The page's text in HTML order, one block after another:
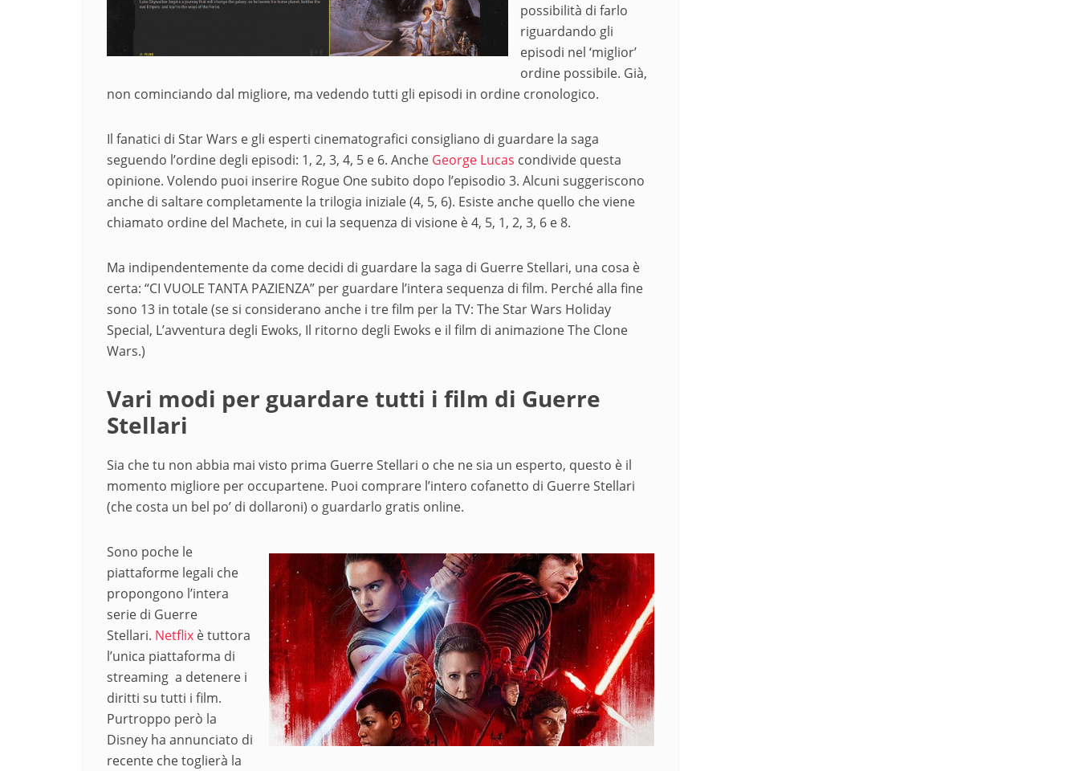
possibilità di farlo
riguardando gli
episodi nel ‘miglior’
ordine possibile. Già,
non cominciando dal migliore, ma vedendo tutti gli episodi in ordine cronologico.
Il fanatici di Star Wars e gli esperti cinematografici consigliano di guardare la saga
seguendo l’ordine degli episodi: 1, 2, 3, 4, 5 e 6. Anche George Lucas condivide questa
opinione. Volendo puoi inserire Rogue One subito dopo l’episodio 3. Alcuni suggeriscono
anche di saltare completamente la trilogia iniziale (4, 5, 6). Esiste anche quello che viene
chiamato ordine del Machete, in cui la sequenza di visione è 4, 5, 1, 2, 3, 6 e 8.
Ma indipendentemente da come decidi di guardare la saga di Guerre Stellari, una cosa è
certa: “CI VUOLE TANTA PAZIENZA” per guardare l’intera sequenza di film. Perché alla fine
sono 13 in totale (se si considerano anche i tre film per la TV: The Star Wars Holiday
Special, L’avventura degli Ewoks, Il ritorno degli Ewoks e il film di animazione The Clone
Wars.)
Vari modi per guardare tutti i film di Guerre
Stellari
Sia che tu non abbia mai visto prima Guerre Stellari o che ne sia un esperto, questo è il
momento migliore per occupartene. Puoi comprare l’intero cofanetto di Guerre Stellari
(che costa un bel po’ di dollaroni) o guardarlo gratis online.
Sono poche le
piattaforme legali che
propongono l’intera
serie di Guerre
Stellari. Netflix è tuttora
l’unica piattaforma di
streaming a detenere i
diritti su tutti i film.
Purtroppo però la
Disney ha annunciato di
recente che toglierà la